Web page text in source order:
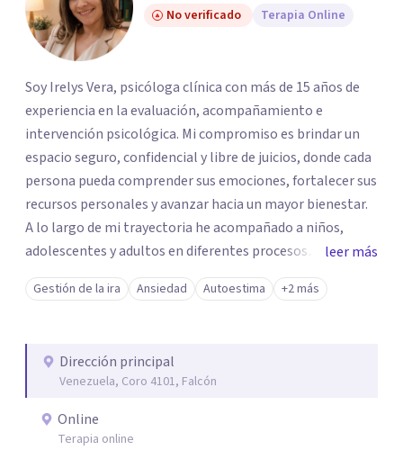
No verificado Terapia Online
Soy Irelys Vera, psicóloga clínica con más de 15 años de
experiencia en la evaluación, acompañamiento e
intervención psicológica. Mi compromiso es brindar un
espacio seguro, confidencial y libre de juicios, donde cada
persona pueda comprender sus emociones, fortalecer sus
recursos personales y avanzar hacia un mayor bienestar.
A lo largo de mi trayectoria he acompañado a niños,
adolescentes y adultos en diferentes procesos
emocionales. Actualmente realizo consultas
psicológicas en modalidad online, ofreciendo un servicio
necesidades de cada paciente.
leer más
Gestión de la ira Ansiedad Autoestima +2 más
Dirección principal
Venezuela, Coro 4101, Falcón
Online
Terapia online